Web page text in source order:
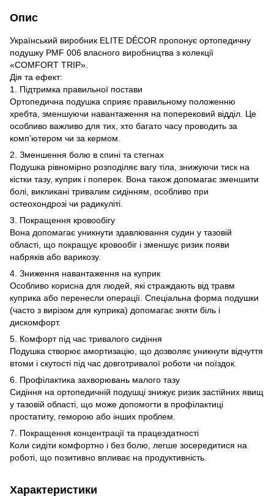
Опис
Український виробник ELITE DÉCOR пропонує ортопедичну
подушку PMF 006 власного виробництва з колекції
«COMFORT TRIP».
Дія та ефект:
1. Підтримка правильної постави
Ортопедична подушка сприяє правильному положенню
хребта, зменшуючи навантаження на поперековий відділ. Це
особливо важливо для тих, хто багато часу проводить за
комп’ютером чи за кермом.
2. Зменшення болю в спині та стегнах
Подушка рівномірно розподіляє вагу тіла, знижуючи тиск на
кістки тазу, куприк і поперек. Вона також допомагає зменшити
болі, викликані тривалим сидінням, особливо при
остеохондрозі чи радикуліті.
3. Покращення кровообігу
Вона допомагає уникнути здавлювання судин у тазовій
області, що покращує кровообіг і зменшує ризик появи
набряків або варикозу.
4. Зниження навантаження на куприк
Особливо корисна для людей, які страждають від травм
куприка або перенесли операції. Спеціальна форма подушки
(часто з вирізом для куприка) допомагає зняти біль і
дискомфорт.
5. Комфорт під час тривалого сидіння
Подушка створює амортизацію, що дозволяє уникнути відчуття
втоми і скутості під час довготривалої роботи чи поїздок.
6. Профілактика захворювань малого тазу
Сидіння на ортопедичній подушці знижує ризик застійних явищ
у тазовій області, що може допомогти в профілактиці
простатиту, геморою або інших проблем.
7. Покращення концентрації та працездатності
Коли сидіти комфортно і без болю, легше зосередитися на
роботі, що позитивно впливає на продуктивність.
Характеристики